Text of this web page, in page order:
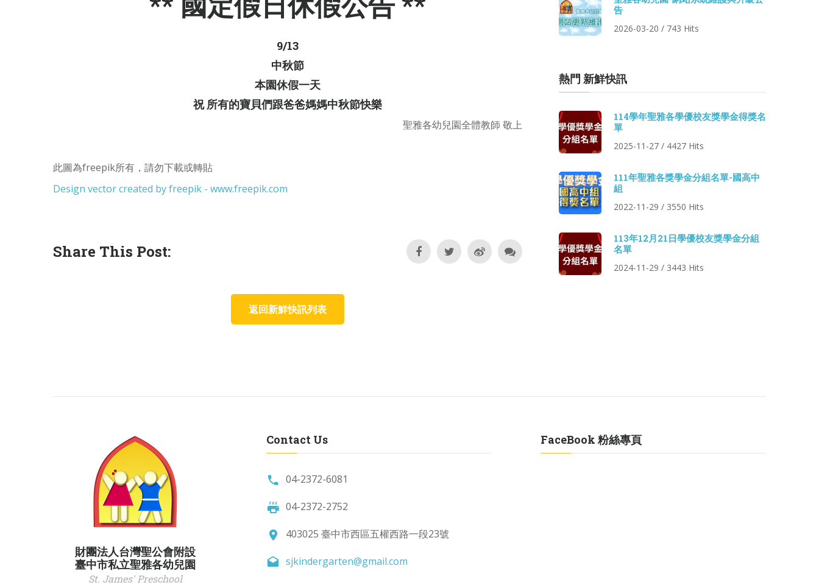
9/13
中秋節
本園休假一天
祝 所有的寶貝們跟爸爸媽媽中秋節快樂
聖雅各幼兒園全體教師 敬上
此圖為freepik所有，請勿下載或轉貼
Design vector created by freepik - www.freepik.com
Share This Post:
返回新鮮快訊列表
告
2026-03-20 / 743 Hits
熱門 新鮮快訊
114學年聖雅各學優校友獎學金得獎名
單
2025-11-27 / 4427 Hits
111年聖雅各獎學金分組名單-國高中
組
2022-11-29 / 3550 Hits
113年12月21日學優校友獎學金分組
名單
2024-11-29 / 3443 Hits
財團法人台灣聖公會附設
臺中市私立聖雅各幼兒園
St. James' Preschool
Contact Us
04-2372-6081
04-2372-2752
403025 臺中市西區五權西路一段23號
sjkindergarten@gmail.com
FaceBook 粉絲專頁